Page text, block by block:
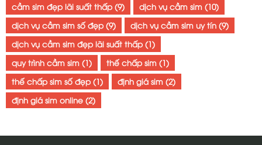
cầm sim đẹp lãi suất thấp (9) dịch vụ cầm sim (10)
dịch vụ cầm sim số đẹp (9) dịch vụ cầm sim uy tín (9)
dịch vụ cầm sim đẹp lãi suất thấp (1)
quy trình cầm sim (1) thế chấp sim (1)
thế chấp sim số đẹp (1) định giá sim (2)
định giá sim online (2)